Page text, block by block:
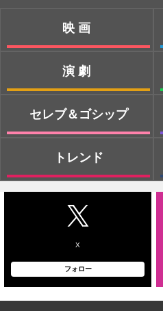
映画
演劇
セレブ＆ゴシップ
トレンド
X
フォロー